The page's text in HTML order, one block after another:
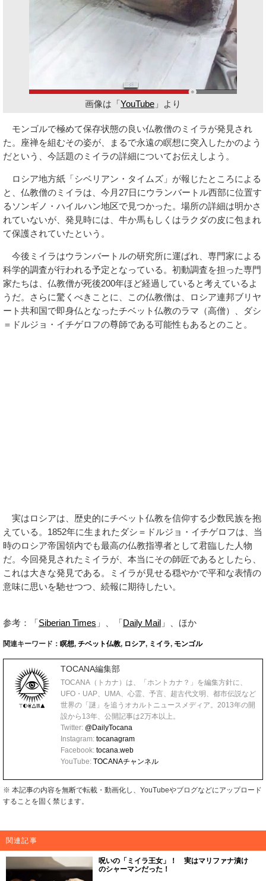
画像は「YouTube 」より
モンゴルで極めて保存状態の良い仏教僧のミイラが発見され
た。座禅を組むその姿が、まるで永遠の瞑想に突入したかのよう
だという、今話題のミイラの詳細についてお伝えしよう。
ロシア地方紙「シベリアン・タイムズ」が報じたところによる
と、仏教僧のミイラは、今月27日にウランバートル西部に位置す
るソンギノ・ハイルハン地区で見つかった。場所の詳細は明かさ
れていないが、発見時には、牛か馬もしくはラクダの皮に包まれ
て保護されていたという。
今後ミイラはウランバートルの研究所に運ばれ、専門家による
科学的調査が行われる予定となっている。初動調査を担った専門
家たちは、仏教僧が死後200年ほど経過していると考えているよ
うだ。さらに驚くべきことに、この仏教僧は、ロシア連邦ブリヤ
ート共和国で即身仏となったチベット仏教のラマ（高僧）、ダシ
＝ドルジョ・イチゲロフの尊師である可能性もあるとのこと。
実はロシアは、歴史的にチベット仏教を信仰する少数民族を抱
えている。1852年に生まれたダシ＝ドルジョ・イチゲロフは、当
時のロシア帝国領内でも最高の仏教指導者として君臨した人物
だ。今回発見されたミイラが、本当にその師匠であるとしたら、
これは大きな発見である。ミイラが見せる穏やかで平和な表情の
意味に思いを馳せつつ、続報に期待したい。
参考：「Siberian Times 」、「Daily Mail 」、ほか
関連キーワード： 瞑想, チベット仏教, ロシア, ミイラ, モンゴル
TOCANA編集部
TOCANA（トカナ）は、「ホントカナ？」を編集方針に、
UFO・UAP、UMA、心霊、予言、超古代文明、都市伝説など
世界の「謎」を追うオカルトニュースメディア。2013年の開
設から13年、公開記事は2万本以上。
Twitter: @DailyTocana
Instagram: tocanagram
Facebook: tocana.web
YouTube: TOCANAチャンネル
※ 本記事の内容を無断で転載・動画化し、YouTubeやブログなどにアップロード
することを固く禁じます。
関連記事
呪いの「ミイラ王女」！ 実はマリファナ漬け
のシャーマンだった！